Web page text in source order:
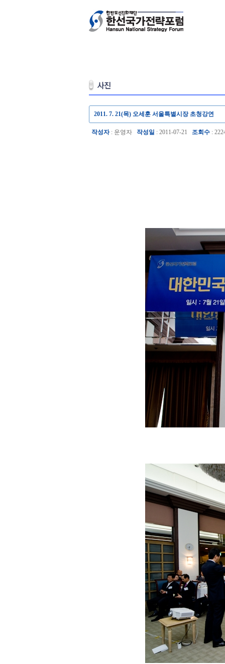
2011. 7. 21(목) 오세훈 서울특별시장 초청강연
작성자: 운영자 작성일 : 2011-07-21 조회수 :